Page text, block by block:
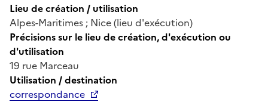
Lieu de création / utilisation
Alpes-Maritimes ; Nice (lieu d'exécution)
Précisions sur le lieu de création, d'exécution ou
d'utilisation
19 rue Marceau
Utilisation / destination
correspondance